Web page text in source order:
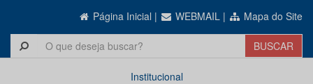
Página Inicial | WEBMAIL | Mapa do Site
Institucional